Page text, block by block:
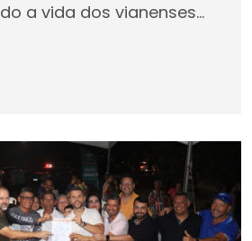
a vida dos vianenses…